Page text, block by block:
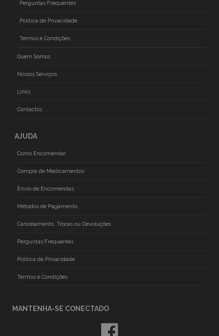
Perguntas Frequentes
Politica de Privacidade
Termos e Condições
Quem Somos
Nossos Serviços
Links
Contactos
AJUDA
Como Encomendar
Compra de Medicamentos
Envio de Encomendas
Métodos de Pagamento
Cancelamento, Trocas ou Devoluções
Perguntas Frequentes
Politica de Privacidade
Termos e Condições
MANTENHA-SE CONECTADO